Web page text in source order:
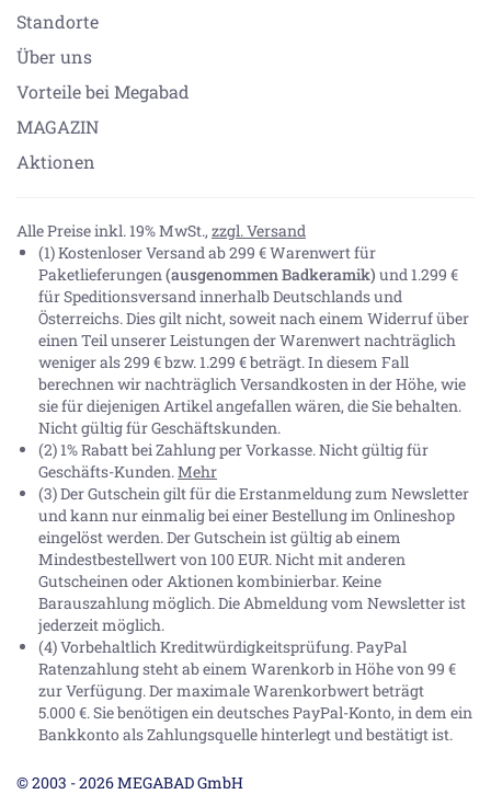
Standorte
Über uns
Vorteile bei Megabad
MAGAZIN
Aktionen
Alle Preise inkl. 19% MwSt., zzgl. Versand
(1) Kostenloser Versand ab 299 € Warenwert für
Paketlieferungen(ausgenommen Badkeramik) und 1.299 €
für Speditionsversand innerhalb Deutschlands und
Österreichs. Dies gilt nicht, soweit nach einem Widerruf über
einen Teil unserer Leistungen der Warenwert nachträglich
weniger als 299 € bzw. 1.299 € beträgt. In diesem Fall
berechnen wir nachträglich Versandkosten in der Höhe, wie
sie für diejenigen Artikel angefallen wären, die Sie behalten.
Nicht gültig für Geschäftskunden.
(2) 1% Rabatt bei Zahlung per Vorkasse. Nicht gültig für
Geschäfts-Kunden.Mehr
(3) Der Gutschein gilt für die Erstanmeldung zum Newsletter
und kann nur einmalig bei einer Bestellung im Onlineshop
eingelöst werden. Der Gutschein ist gültig ab einem
Mindestbestellwert von 100 EUR. Nicht mit anderen
Gutscheinen oder Aktionen kombinierbar. Keine
Barauszahlung möglich. Die Abmeldung vom Newsletter ist
jederzeit möglich.
(4) Vorbehaltlich Kreditwürdigkeitsprüfung. PayPal
Ratenzahlung steht ab einem Warenkorb in Höhe von99 €
zur Verfügung. Der maximale Warenkorbwert beträgt
5.000 €. Sie benötigen ein deutsches PayPal-Konto, in dem ein
Bankkonto als Zahlungsquelle hinterlegt und bestätigt ist.
© 2003 - 2026 MEGABAD GmbH